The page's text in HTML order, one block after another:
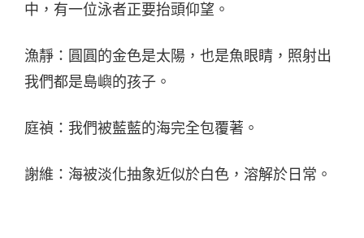
中，有一位泳者正要抬頭仰望。
漁靜：圓圓的金色是太陽，也是魚眼睛，照射出
我們都是島嶼的孩子。
庭禎：我們被藍藍的海完全包覆著。
謝維：海被淡化抽象近似於白色，溶解於日常。